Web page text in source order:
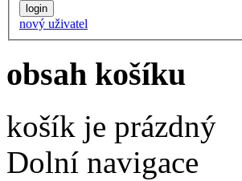
nový uživatel
obsah košíku
košík je prázdný
Dolní navigace